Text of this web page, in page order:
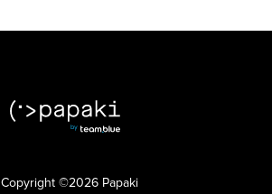
Copyright ©2026 Papaki